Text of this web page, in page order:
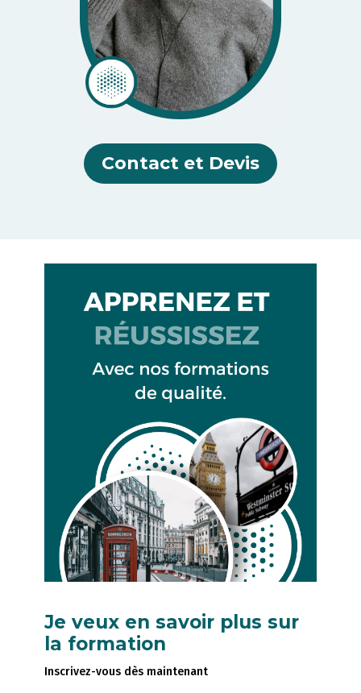
Contact et Devis
Je veux en savoir plus sur
la formation
Inscrivez-vous dès maintenant